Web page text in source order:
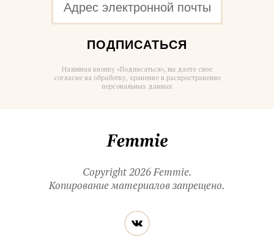
ПОДПИСАТЬСЯ
Нажимая кнопку «Подписаться», вы даете свое
согласие на обработку, хранение и распространение
персональных данных
Copyright 2026 Femmie.
Копирование материалов запрещено.
Читайте
нас
в социальных